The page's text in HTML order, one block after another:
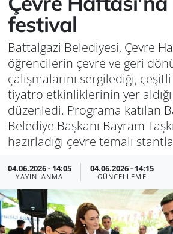
festival
Battalgazi Belediyesi, Çevre
öğrencilerin çevre ve geri
çalışmalarını sergilediği,
tiyatro etkinliklerinin yer
düzenledi. Programa katılan
Belediye Başkanı Bayram
hazırladığı çevre temalı
04.06.2026 - 14:05
YAYINLANMA
04.06.2026 - 14:15
GÜNCELLEME